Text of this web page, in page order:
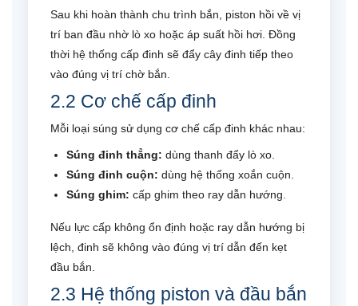
Sau khi hoàn thành chu trình bắn, piston hồi về vị
trí ban đầu nhờ lò xo hoặc áp suất hồi hơi. Đồng
thời hệ thống cấp đinh sẽ đẩy cây đinh tiếp theo
vào đúng vị trí chờ bắn.
2.2 Cơ chế cấp đinh
Mỗi loại súng sử dụng cơ chế cấp đinh khác nhau:
Súng đinh thẳng: dùng thanh đẩy lò xo.
Súng đinh cuộn: dùng hệ thống xoắn cuộn.
Súng ghim: cấp ghim theo ray dẫn hướng.
Nếu lực cấp không ổn định hoặc ray dẫn hướng bị
lệch, đinh sẽ không vào đúng vị trí dẫn đến kẹt
đầu bắn.
2.3 Hệ thống piston và đầu bắn